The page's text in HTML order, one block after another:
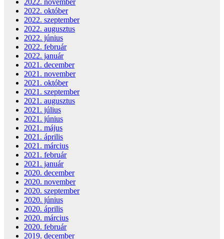
2022. október
2022. szeptember
2022. augusztus
2022. június
2022. február
2022. január
2021. december
2021. november
2021. október
2021. szeptember
2021. augusztus
2021. július
2021. június
2021. május
2021. április
2021. március
2021. február
2021. január
2020. december
2020. november
2020. szeptember
2020. június
2020. április
2020. március
2020. február
2019. december